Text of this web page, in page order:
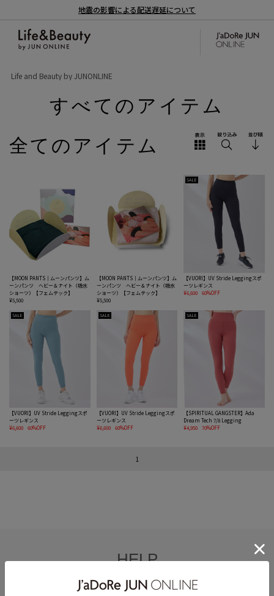
地震の影響による配送遅延について
Life and Beauty by JUNONLINE
すべてのアイテム
全てのアイテム
【MOON PANTS｜ムーンパンツ】ム
ーンパンツ ヘビー＆ナイト（吸水
ショーツ）【フェムテック】
¥5,500
【MOON PANTS｜ムーンパンツ】ム
ーンパンツ ヘビー＆ナイト（吸水
ショーツ）【フェムテック】
¥5,500
SALE
【VUORI】UV Stride Leggingスポ
ーツレギンス
¥6,600
60%OFF
SALE
【VUORI】UV Stride Leggingスポ
ーツレギンス
¥6,600
60%OFF
SALE
【VUORI】UV Stride Leggingスポ
ーツレギンス
¥6,600
60%OFF
SALE
【SPIRITUAL GANGSTER】Ada
Dream Tech 7/8 Legging
¥4,950
70%OFF
1
HELP
何かお困りですか？